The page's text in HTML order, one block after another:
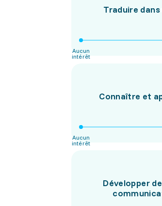
Traduire
Aucun
intérêt
Connaître et
Aucun
intérêt
Développer